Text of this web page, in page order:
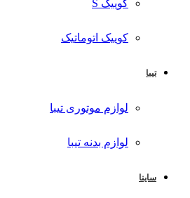
کوییک S
کوییک اتوماتیک
تیبا
لوازم موتوری تیبا
لوازم بدنه تیبا
ساینا